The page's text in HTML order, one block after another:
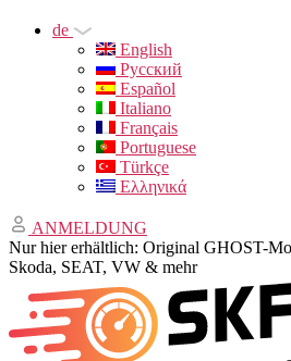
de
English
Русский
Español
Italiano
Français
Portuguese
Türkçe
Ελληνικά
ANMELDUNG
Nur hier erhältlich: Original GHOST-
Skoda, SEAT, VW & mehr